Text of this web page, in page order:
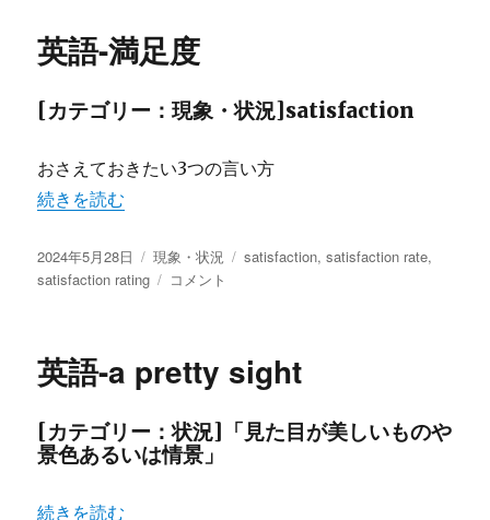
に
英語-満足度
[カテゴリー：現象・状況]satisfaction
おさえておきたい3つの言い方
“英語-満足度” の
続きを読む
投
稿
2024年5月28日
カ
テ
現象・状況
タ
satisfaction,satisfaction rate,
satisfaction rating
英
度
コメント
英語-a pretty sight
[カテゴリー：状況]「見た目が美しいものや
景色あるいは情景」
“英語-a pretty sight” の
続きを読む